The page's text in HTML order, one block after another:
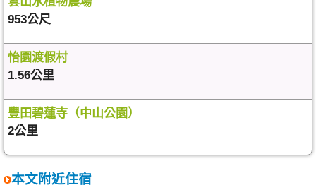
953公尺
怡園渡假村
1.56公里
豐田碧蓮寺（中山公園）
2公里
本文附近住宿